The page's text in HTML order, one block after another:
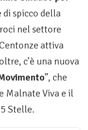
di spicco della
nel settore
attiva
c’è una nuova
”, che
Malnate Viva e il
Stelle.